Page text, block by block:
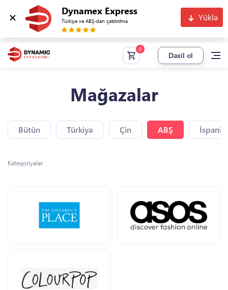
Dynamex Express
Türkiyə və ABŞ-dan çatdırılma Yüklə
Daxil ol
Mağazalar
Bütün Türkiyə Çin ABŞ
Kateqoriyalar